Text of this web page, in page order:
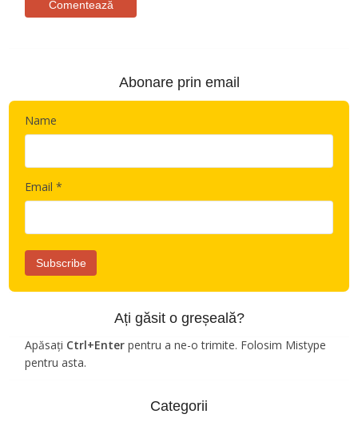
Abonare prin email
Name
Email *
Ați găsit o greșeală?
Apăsați Ctrl+Enter pentru a ne-o trimite. Folosim Mistype
pentru asta.
Categorii